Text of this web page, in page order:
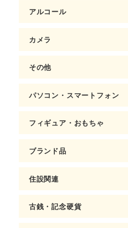
アルコール
カメラ
その他
パソコン・スマートフォン
フィギュア・おもちゃ
ブランド品
住設関連
古銭・記念硬貨